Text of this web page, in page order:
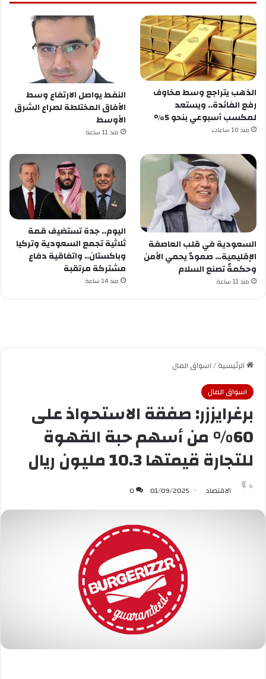
الذهب يتراجع وسط مخاوف
رفع الفائدة.. ويستعد
لمكسب أسبوعي بنحو 5%
منذ 10 ساعات
النفط يواصل الارتفاع وسط
الآفاق المختلطة لصراع الشرق
الأوسط
منذ 11 ساعة
السعودية في قلب العاصفة
الإقليمية… صمودٌ يحمي الأمن
وحكمةٌ تصنع السلام
منذ 11 ساعة
اليوم.. جدة تستضيف قمة
ثلاثية تجمع السعودية وتركيا
وباكستان.. واتفاقية دفاع
مشتركة مرتقبة
منذ 14 ساعة